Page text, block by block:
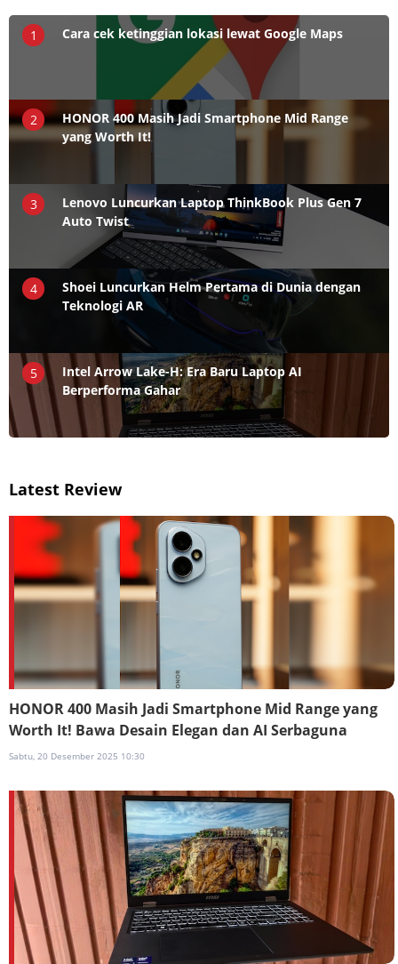
1 Cara cek ketinggian lokasi lewat Google Maps
2
HONOR 400 Masih Jadi Smartphone Mid Range
yang Worth It!
3
Lenovo Luncurkan Laptop ThinkBook Plus Gen 7
Auto Twist
4
Shoei Luncurkan Helm Pertama di Dunia dengan
Teknologi AR
5
Intel Arrow Lake-H: Era Baru Laptop AI
Berperforma Gahar
Latest Review
HONOR 400 Masih Jadi Smartphone Mid Range yang
Worth It! Bawa Desain Elegan dan AI Serbaguna
Sabtu, 20 Desember 2025 10:30